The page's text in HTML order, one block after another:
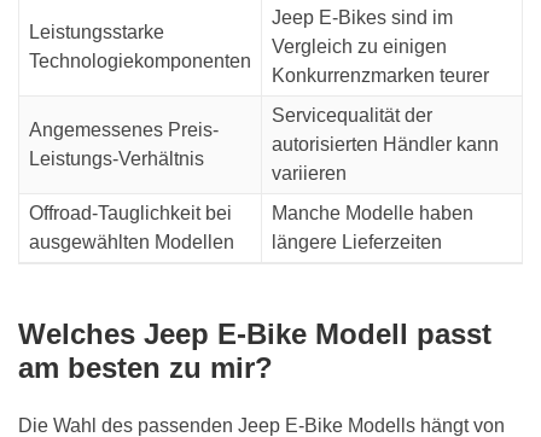
Leistungsstarke
Technologiekomponenten
Jeep E-Bikes sind im
Vergleich zu einigen
Konkurrenzmarken teurer
Angemessenes Preis-
Leistungs-Verhältnis
Servicequalität der
autorisierten Händler kann
variieren
Offroad-Tauglichkeit bei
ausgewählten Modellen
Manche Modelle haben
längere Lieferzeiten
Welches Jeep E-Bike Modell passt
am besten zu mir?
Die Wahl des passenden Jeep E-Bike Modells hängt von